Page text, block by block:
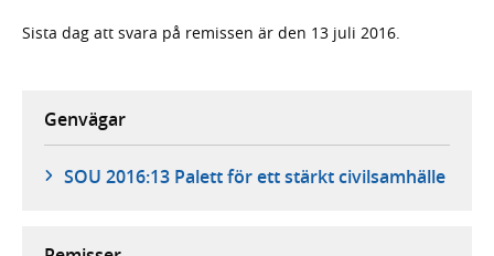
Sista dag att svara på remissen är den 13 juli 2016.
Genvägar
SOU 2016:13 Palett för ett stärkt civilsamhälle